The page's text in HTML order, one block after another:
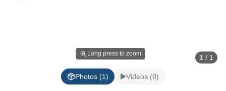
Long press to zoom 1 / 1
Photos (1) Videos (0)